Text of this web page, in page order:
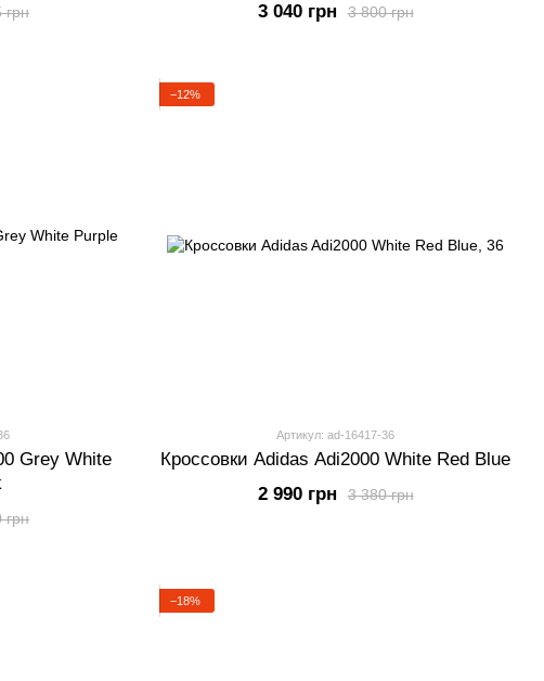
грн 3 800 грн
3 040 грн
Grey White
грн
−12%
Артикул: ad-16417-36
Кроссовки Adidas Adi2000 White Red Blue
3 380 грн
2 990 грн
−18%